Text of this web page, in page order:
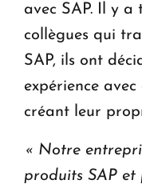
avec SAP. Il y a
collègues qui
SAP, ils ont
expérience
créant leur
« Notre
produits SAP